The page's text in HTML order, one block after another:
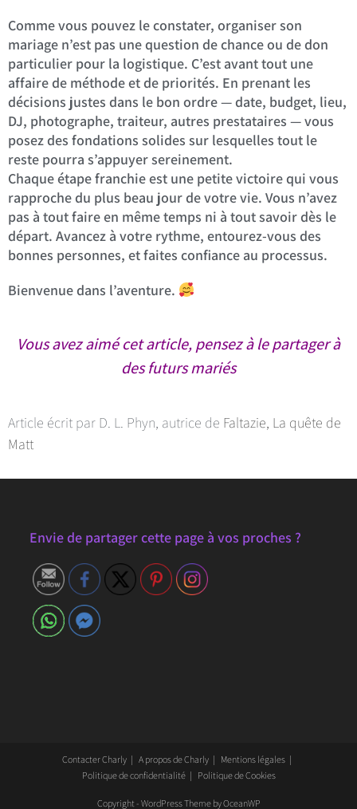
Comme vous pouvez le constater, organiser son
mariage n’est pas une question de chance ou de don
particulier pour la logistique. C’est avant tout une
affaire de méthode et de priorités. En prenant les
décisions justes dans le bon ordre — date, budget, lieu,
DJ, photographe, traiteur, autres prestataires — vous
posez des fondations solides sur lesquelles tout le
reste pourra s’appuyer sereinement.
Chaque étape franchie est une petite victoire qui vous
rapproche du plus beau jour de votre vie. Vous n’avez
pas à tout faire en même temps ni à tout savoir dès le
départ. Avancez à votre rythme, entourez-vous des
bonnes personnes, et faites confiance au processus.
Bienvenue dans l’aventure.
Vous avez aimé cet article, pensez à le partager à
des futurs mariés
Article écrit par D. L. Phyn, autrice de Faltazie, La quête de
Matt
Envie de partager cette page à vos proches ?
Contacter Charly A propos de Charly
Mentions légales
Politique de confidentialité
Politique de Cookies
Copyright - WordPress Theme by OceanWP